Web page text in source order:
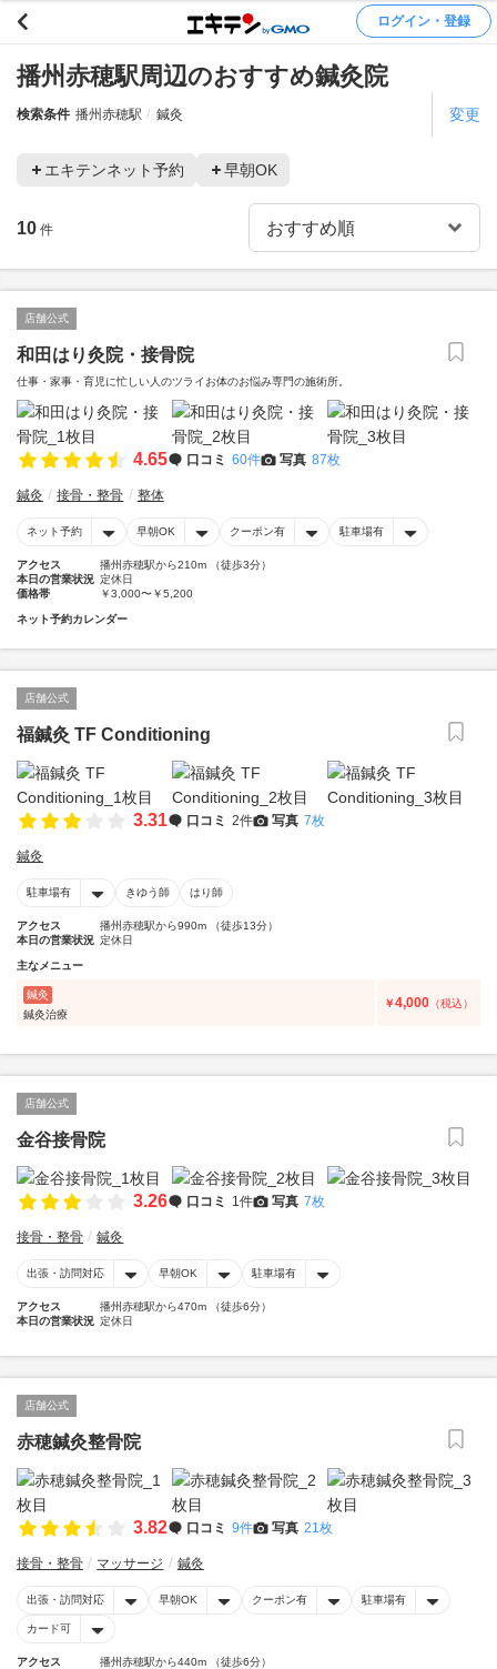
ログイン・登録
播州赤穂駅周辺のおすすめ鍼灸院
検索条件 播州赤穂駅 鍼灸 変更
エキテンネット予約 早朝OK
10 件
店舗公式
和田はり灸院・接骨院
仕事・家事・育児に忙しい人のツライお体のお悩み専門の施術所。
4.65 口コミ 60件 写真 87枚
鍼灸 接骨・整骨 整体
ネット予約 早朝OK クーポン有 駐車場有
アクセス
播州赤穂駅から210m （徒歩3分）
本日の営業状況 定休日
価格帯
￥3,000〜￥5,200
ネット予約カレンダー
店舗公式
福鍼灸 TF Conditioning
3.31 口コミ 2件 写真 7枚
鍼灸
駐車場有 きゆう師 はり師
アクセス
播州赤穂駅から990m （徒歩13分）
本日の営業状況 定休日
主なメニュー
鍼灸
鍼灸治療
￥4,000 （税込）
店舗公式
金谷接骨院
3.26 口コミ 1件 写真 7枚
接骨・整骨 鍼灸
出張・訪問対応 早朝OK 駐車場有
アクセス
播州赤穂駅から470m （徒歩6分）
本日の営業状況 定休日
店舗公式
赤穂鍼灸整骨院
3.82 口コミ 9件 写真 21枚
接骨・整骨 マッサージ 鍼灸
出張・訪問対応 早朝OK クーポン有 駐車場有
カード可
アクセス
播州赤穂駅から440m （徒歩6分）